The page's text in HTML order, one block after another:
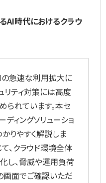
AI時代におけるクラウ
の急速な利用拡大に
リティ対策には高度
れています。本セ
ディングソリューショ
りやすく解説しま
、クラウド環境全体
し、脅威や運用負荷
画面でご確認いただ